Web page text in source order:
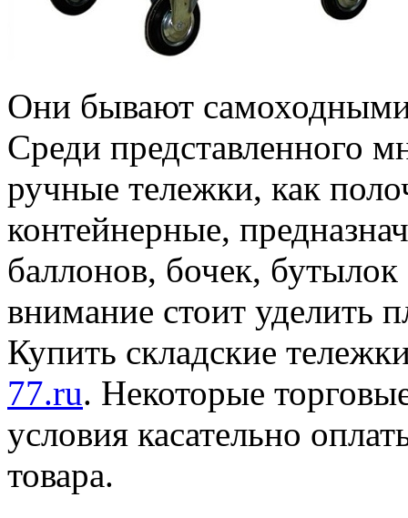
Они бывают
Среди представленного
ручные тележки, как
контейнерные,
баллонов, бочек,
внимание стоит уделить
Купить складские
77.ru. Некоторые
условия касательно
товара.